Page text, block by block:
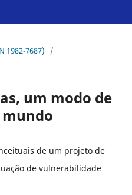
1982-7687)
/
um modo de
de um projeto de
de vulnerabilidade